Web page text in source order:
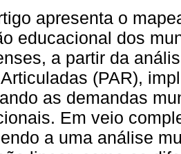
apresenta o
educacional dos
a partir da
(PAR),
as demandas
Em veio
a uma análise